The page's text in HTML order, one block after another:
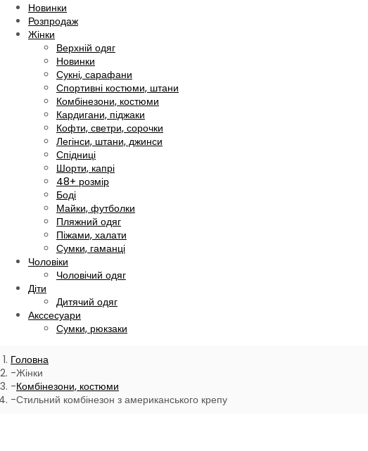
Новинки
Розпродаж
Жінки
Верхній одяг
Новинки
Сукні, сарафани
Спортивні костюми, штани
Комбінезони, костюми
Кардигани, піджаки
Кофти, светри, сорочки
Легінси, штани, джинси
Спідниці
Шорти, капрі
48+ розмір
Боді
Майки, футболки
Пляжний одяг
Піжами, халати
Сумки, гаманці
Чоловіки
Чоловічий одяг
Діти
Дитячий одяг
Акссесуари
Сумки, рюкзаки
Головна
Жінки
Комбінезони, костюми
Стильний комбінезон з американського крепу